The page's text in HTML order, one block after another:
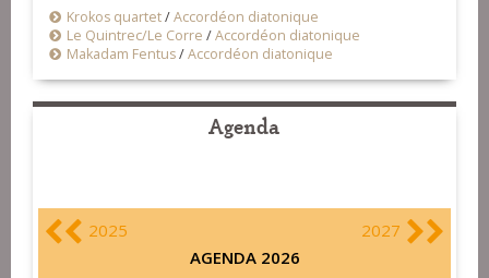
Krokos quartet/Accordéon diatonique
Le Quintrec/Le Corre /Accordéon diatonique
Makadam Fentus/Accordéon diatonique
Agenda
2025
2027
AGENDA 2026